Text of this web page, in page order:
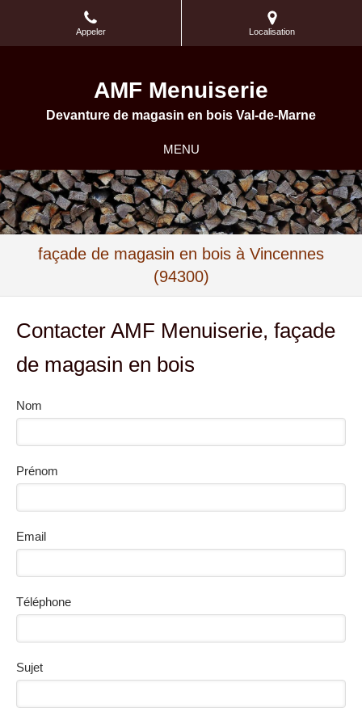
Appeler Localisation
AMF Menuiserie
Devanture de magasin en bois Val-de-Marne
MENU
façade de magasin en bois à Vincennes
(94300)
Contacter AMF Menuiserie, façade
de magasin en bois
Nom
Prénom
Email
Téléphone
Sujet